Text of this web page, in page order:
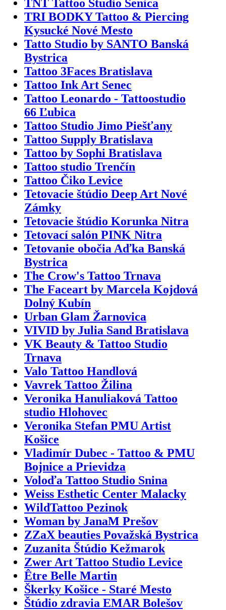
TNT Tattoo Studio Senica
TRI BODKY Tattoo & Piercing
Kysucké Nové Mesto
Tatto Studio by SANTO Banská
Bystrica
Tattoo 3Faces Bratislava
Tattoo Ink Art Senec
Tattoo Leonardo - Tattoostudio
66 Ľubica
Tattoo Studio Jimo Piešťany
Tattoo Supply Bratislava
Tattoo by Sophi Bratislava
Tattoo studio Trenčín
Tattoo Čiko Levice
Tetovacie štúdio Deep Art Nové
Zámky
Tetovacie štúdio Korunka Nitra
Tetovací salón PINK Nitra
Tetovanie obočia Aďka Banská
Bystrica
The Crow's Tattoo Trnava
The Faceart by Marcela Kojdová
Dolný Kubín
Urban Glam Žarnovica
VIVID by Julia Sand Bratislava
VK Beauty & Tattoo Studio
Trnava
Valo Tattoo Handlová
Vavrek Tattoo Žilina
Veronika Hanuliaková Tattoo
studio Hlohovec
Veronika Stefan PMU Artist
Košice
Vladimír Dubec - Tattoo & PMU
Bojnice a Prievidza
Voloďa Tattoo Studio Snina
Weiss Esthetic Center Malacky
WildTattoo Pezinok
Woman by JanaM Prešov
ZZaX beauties Považská Bystrica
Zuzanita Štúdio Kežmarok
Zwer Art Tattoo Studio Levice
Être Belle Martin
Škerky Košice - Staré Mesto
Štúdio zdravia EMAR Bolešov